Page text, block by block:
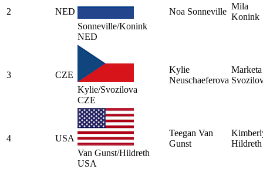
2
NED
Sonneville/Konink
NED
Noa Sonneville
Mila
Konink
3
CZE
Kylie/Svozilova
CZE
Kylie
Neuschaeferova
Marketa
4
USA
Van Gunst/Hildreth
USA
Teegan Van
Gunst
Hildreth